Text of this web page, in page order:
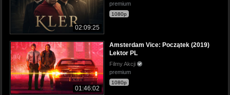
02:09:25
premium
1080p
01:46:02
Amsterdam Vice: Początek (2019)
Lektor PL
Filmy Akcji
premium
1080p